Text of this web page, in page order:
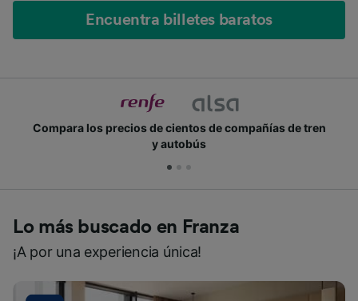
Encuentra billetes baratos
Compara los precios de cientos de compañías de tren
y autobús
Lo más buscado en Franza
¡A por una experiencia única!